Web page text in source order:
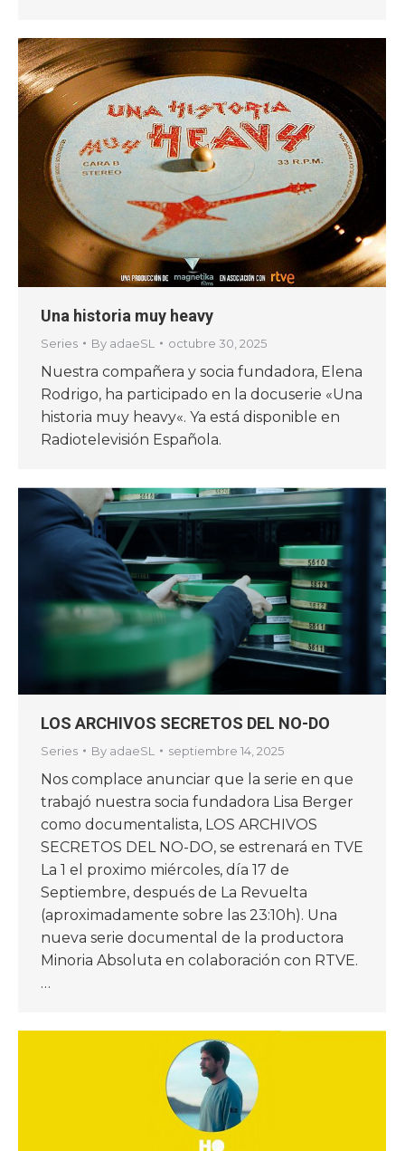
Una historia muy heavy
Series By adaeSL octubre 30, 2025
Nuestra compañera y socia fundadora, Elena
Rodrigo, ha participado en la docuserie «Una
historia muy heavy«. Ya está disponible en
Radiotelevisión Española.
LOS ARCHIVOS SECRETOS DEL NO-DO
Series By adaeSL septiembre 14, 2025
Nos complace anunciar que la serie en que
trabajó nuestra socia fundadora Lisa Berger
como documentalista, LOS ARCHIVOS
SECRETOS DEL NO-DO, se estrenará en TVE
La 1 el proximo miércoles, día 17 de
Septiembre, después de La Revuelta
(aproximadamente sobre las 23:10h). Una
nueva serie documental de la productora
Minoria Absoluta en colaboración con RTVE.
…